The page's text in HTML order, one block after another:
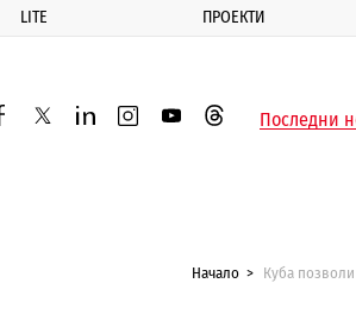
LITE ПРОЕКТИ
twitterlinkedininstagram
youtubethreadsПоследни
Начало